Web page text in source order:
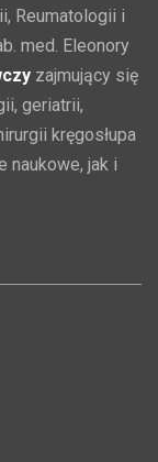
Reumatologii i
med. Eleonory
zajmujący się
geriatrii,
kręgosłupa
naukowe, jak i